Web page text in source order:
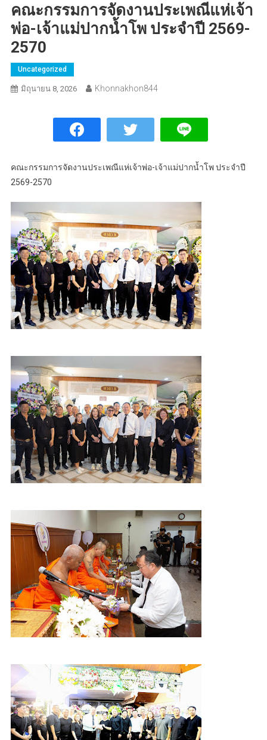
คณะกรรมการจัดงานประเพณีแห่เจ้า
พ่อ-เจ้าแม่ปากน้ำโพ ประจำปี 2569-
2570
Uncategorized
มิถุนายน 8, 2026 Khonnakhon844
คณะกรรมการจัดงานประเพณีแห่เจ้าพ่อ-เจ้าแม่ปากน้ำโพ ประจำปี
2569-2570